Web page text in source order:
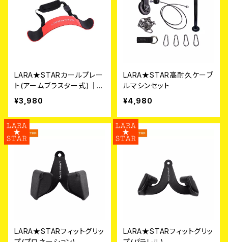
LARA★STARカールプレー
ト(アームブラスター式)｜ア
ルミニウム製
¥3,980
LARA★STAR高耐久ケーブ
ルマシンセット
¥4,980
LARA★STARフィットグリッ
LARA★STARフィットグリッ